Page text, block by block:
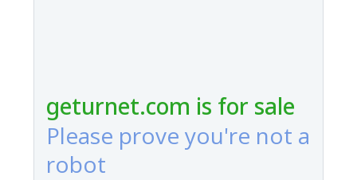
geturnet.com is for sale
Please prove you're not a
robot